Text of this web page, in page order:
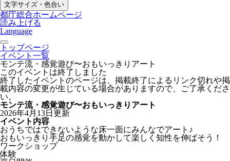
文字サイズ・色合い
都庁総合ホームページ
読み上げる
Language
トップページ
イベント一覧
モンテ流・感覚遊び〜おもいっきりアート
このイベントは終了しました
終了したイベントのページは、掲載終了によるリンク切れや掲
載内容の変更が生じている場合がありますので、ご了承くださ
い。
モンテ流・感覚遊び〜おもいっきりアート
2026年4月13日更新
イベント内容
おうちではできないような床一面にみんなでアート♪
おもいっきり手足の感覚を動かして楽しく知性を伸ばそう！
ワークショップ
体験